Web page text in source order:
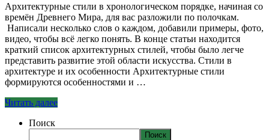
Архитектурные стили в хронологическом порядке, начиная со
времён Древнего Мира, для вас разложили по полочкам.
Написали несколько слов о каждом, добавили примеры, фото,
видео, чтобы всё легко понять. В конце статьи находится
краткий список архитектурных стилей, чтобы было легче
представить развитие этой области искусства. Стили в
архитектуре и их особенности Архитектурные стили
формируются особенностями и …
Читать далее
Поиск
Поиск